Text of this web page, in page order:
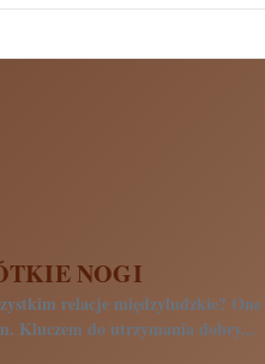
NOGI
relacje międzyludzkie?
Kluczem do utrzymania dobry...